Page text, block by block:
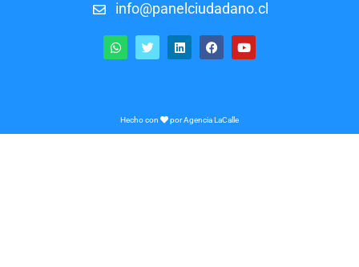
info@panelciudadano.cl
Hecho con porAgencia LaCalle